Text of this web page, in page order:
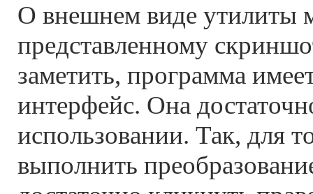
О внешнем виде утилиты
представленному
заметить, программа
интерфейс. Она
использовании. Так, для
выполнить